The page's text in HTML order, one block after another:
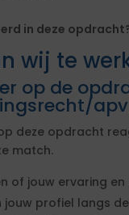
in deze
wij te
op de
deze opdracht
match.
of jouw ervaring
jouw profiel langs